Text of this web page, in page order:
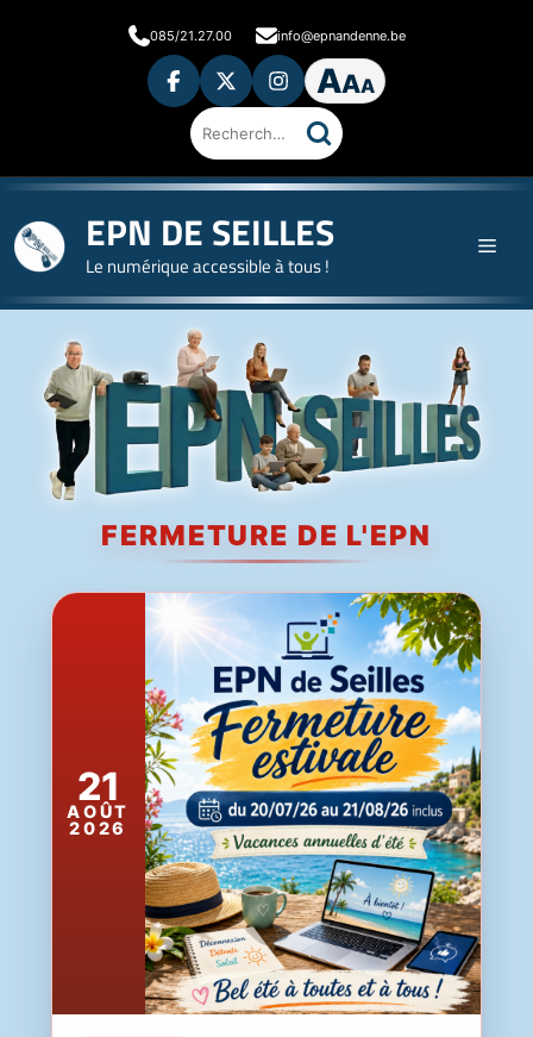
085/21.27.00 info@epnandenne.be
AAA
Rechercher
sur
le
EPN DE SEILLES
Le numérique accessible à tous !
Accueil
FERMETURE DE L'EPN
21
AOÛT
2026